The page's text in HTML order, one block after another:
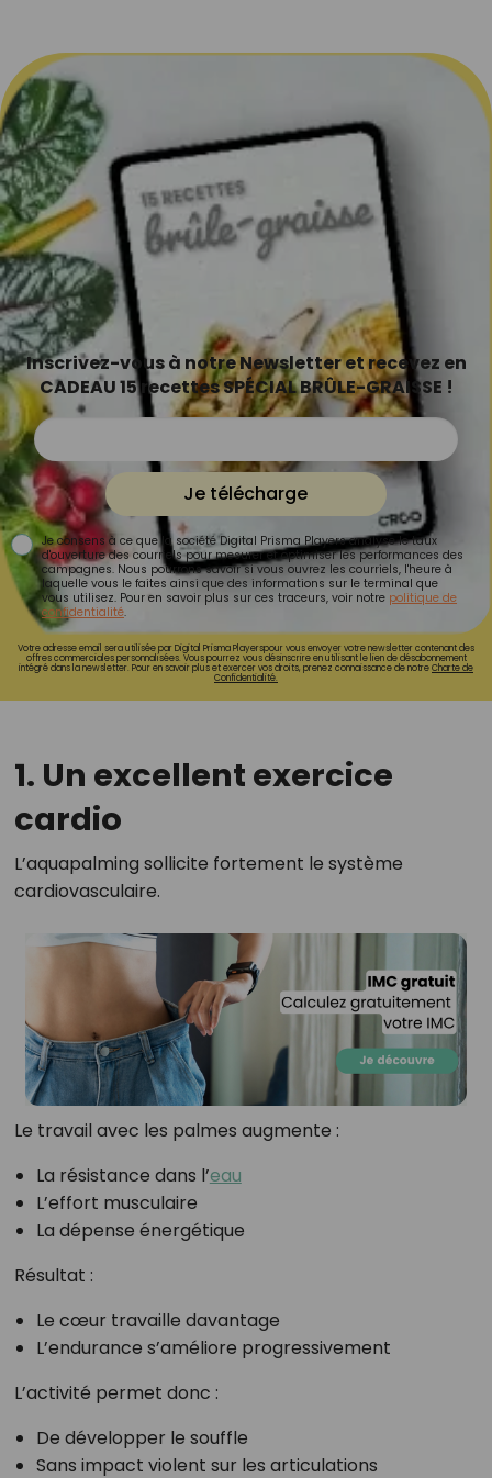
Inscrivez-vous à notre Newsletter et recevez en
CADEAU 15 recettes SPÉCIAL BRÛLE-GRAISSE !
Je télécharge
Je consens à ce que la société Digital Prisma Players analyse le taux
d'ouverture des courriels pour mesurer et optimiser les performances des
campagnes. Nous pourrons savoir si vous ouvrez les courriels, l'heure à
laquelle vous le faites ainsi que des informations sur le terminal que
vous utilisez. Pour en savoir plus sur ces traceurs, voir notre politique de
confidentialité.
Votre adresse email sera utilisée par Digital Prisma Playerspour vous envoyer votre newsletter contenant des
offres commerciales personnalisées. Vous pourrez vous désinscrire en utilisant le lien de désabonnement
intégré dans la newsletter. Pour en savoir plus et exercer vos droits, prenez connaissance de notreCharte de
Confidentialité.
1. Un excellent exercice
cardio
L’aquapalming sollicite fortement le système
cardiovasculaire.
Le travail avec les palmes augmente :
La résistance dans l’eau
L’effort musculaire
La dépense énergétique
Résultat :
Le cœur travaille davantage
L’endurance s’améliore progressivement
L’activité permet donc :
De développer le souffle
Sans impact violent sur les articulations